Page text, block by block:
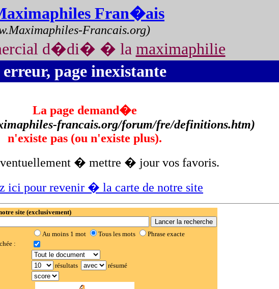
Fran�ais
Francais.org)
d�di� � la maximaphilie
erreur, page inexistante
La page demand�e
francais.org/forum/fre/definitions.htm)
n'existe pas (ou n'existe plus).
� mettre � jour vos favoris.
ici pour revenir � la carte de notre site
site (exclusivement)
Au moins 1 mot Tous les mots
Phrase exacte
:
résultats
résumé